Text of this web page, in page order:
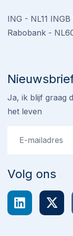
ING - NL11
Rabobank -
Ja, ik blijf graag
het leven
Volg ons